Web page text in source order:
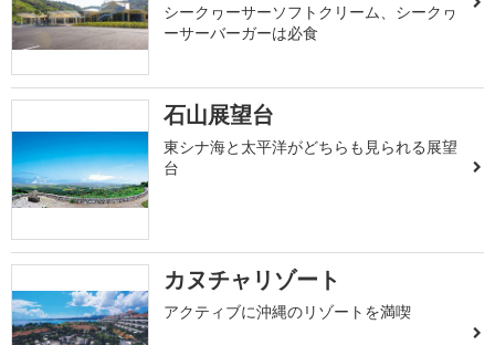
シークヮーサーソフトクリーム、シークヮ
ーサーバーガーは必食
石山展望台
東シナ海と太平洋がどちらも見られる展望
台
カヌチャリゾート
アクティブに沖縄のリゾートを満喫